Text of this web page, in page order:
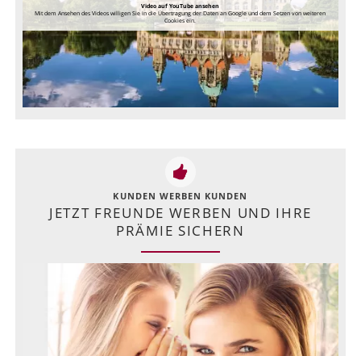
Video auf YouTube ansehen
Mit dem Ansehen des Videos willigen Sie in die Übertragung der Daten an Google und dem Setzen von weiteren
Cookies ein.
KUNDEN WERBEN KUNDEN
JETZT FREUNDE WERBEN UND IHRE
PRÄMIE SICHERN